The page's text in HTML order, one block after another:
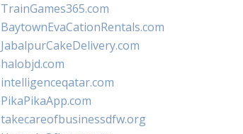
TrainGames365.com
BaytownEvaCationRentals.com
JabalpurCakeDelivery.com
halobjd.com
intelligenceqatar.com
PikaPikaApp.com
takecareofbusinessdfw.org